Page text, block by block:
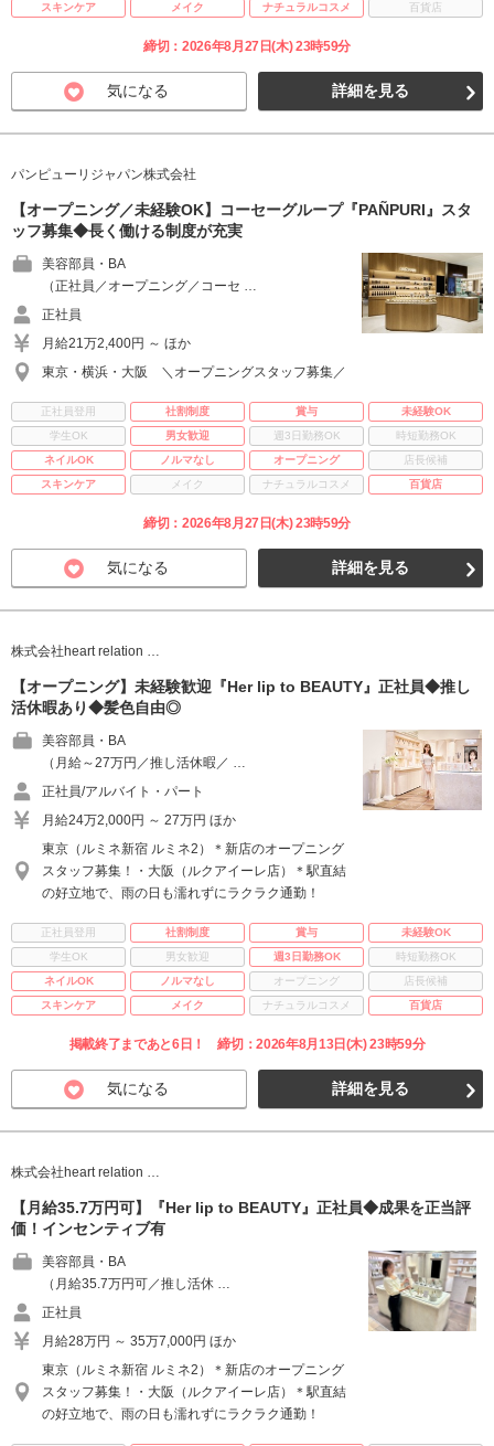
スキンケア
メイク ナチュラルコスメ 百貨店
締切：2026年8月27日(木) 23時59分
気になる 詳細を見る
パンピューリジャパン株式会社
【オープニング／未経験OK】コーセーグループ『PAÑPURI』スタ
ッフ募集◆長く働ける制度が充実
美容部員・BA
（正社員／オープニング／コーセ …
正社員
月給21万2,400円 ～ ほか
東京・横浜・大阪 ＼オープニングスタッフ募集／
正社員登用 社割制度 賞与
未経験OK
学生OK
男女歓迎 週3日勤務OK
時短勤務OK
ネイルOK
ノルマなし オープニング
店長候補
スキンケア
メイク ナチュラルコスメ 百貨店
締切：2026年8月27日(木) 23時59分
気になる 詳細を見る
株式会社heart relation …
【オープニング】未経験歓迎『Her lip to BEAUTY』正社員◆推し
活休暇あり◆髪色自由◎
美容部員・BA
（月給～27万円／推し活休暇／ …
正社員/アルバイト・パート
月給24万2,000円 ～ 27万円 ほか
東京（ルミネ新宿 ルミネ2）＊新店のオープニング
スタッフ募集！・大阪（ルクアイーレ店）＊駅直結
の好立地で、雨の日も濡れずにラクラク通勤！
正社員登用 社割制度 賞与
未経験OK
学生OK
男女歓迎 週3日勤務OK
時短勤務OK
ネイルOK
ノルマなし オープニング
店長候補
スキンケア
メイク ナチュラルコスメ 百貨店
掲載終了まであと6日！ 締切：2026年8月13日(木) 23時59分
気になる 詳細を見る
株式会社heart relation …
【月給35.7万円可】『Her lip to BEAUTY』正社員◆成果を正当評
価！インセンティブ有
美容部員・BA
（月給35.7万円可／推し活休 …
正社員
月給28万円 ～ 35万7,000円 ほか
東京（ルミネ新宿 ルミネ2）＊新店のオープニング
スタッフ募集！・大阪（ルクアイーレ店）＊駅直結
の好立地で、雨の日も濡れずにラクラク通勤！